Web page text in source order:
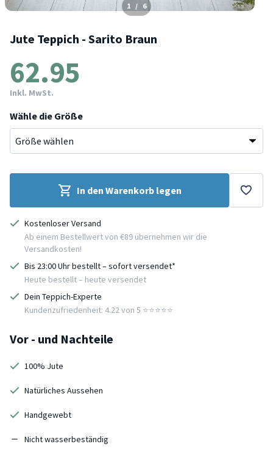
1 / 6
Jute Teppich - Sarito Braun
62.95
Inkl. MwSt.
Wähle die Größe
In den Warenkorb legen
Kostenloser Versand
Ab einem Bestellwert von €89 übernehmen wir die
Versandkosten!
Bis 23:00 Uhr bestellt – sofort versendet*
Heute bestellt – heute versendet
Dein Teppich-Experte
Kundenzufriedenheit: 4.22 von 5 ⭐️⭐️⭐️⭐️⭐️
Vor - und Nachteile
100% Jute
Natürliches Aussehen
Handgewebt
Nicht wasserbeständig